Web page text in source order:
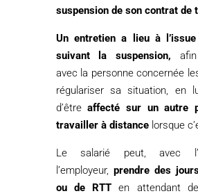
suspension de son contrat de
Un entretien a lieu à
suivant la suspension, afin
avec la personne concernée
régulariser sa situation, en
d’êtreaffecté sur un autre
travailler à distancelorsque
Le salarié peut, avec
l’employeur, prendre des
ou de RTT en attendant